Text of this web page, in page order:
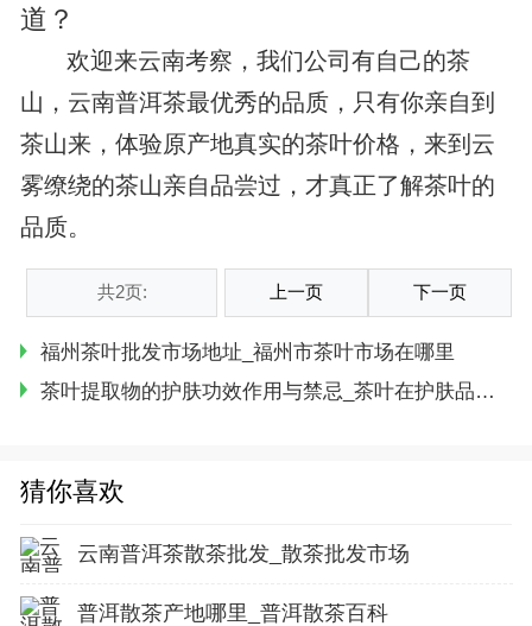
道？
欢迎来云南考察，我们公司有自己的茶
山，云南普洱茶最优秀的品质，只有你亲自到
茶山来，体验原产地真实的茶叶价格，来到云
雾缭绕的茶山亲自品尝过，才真正了解茶叶的
品质。
共2页: 上一页 下一页
福州茶叶批发市场地址_福州市茶叶市场在哪里
茶叶提取物的护肤功效作用与禁忌_茶叶在护肤品中的作用
猜你喜欢
云南普洱茶散茶批发_散茶批发市场
普洱散茶产地哪里_普洱散茶百科